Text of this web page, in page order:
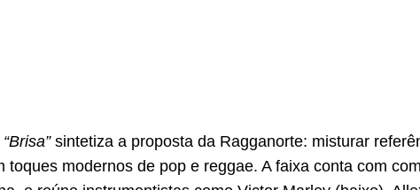
“Brisa”sintetiza a proposta da Ragganorte: misturar
toques modernos de pop e reggae. A faixa conta com